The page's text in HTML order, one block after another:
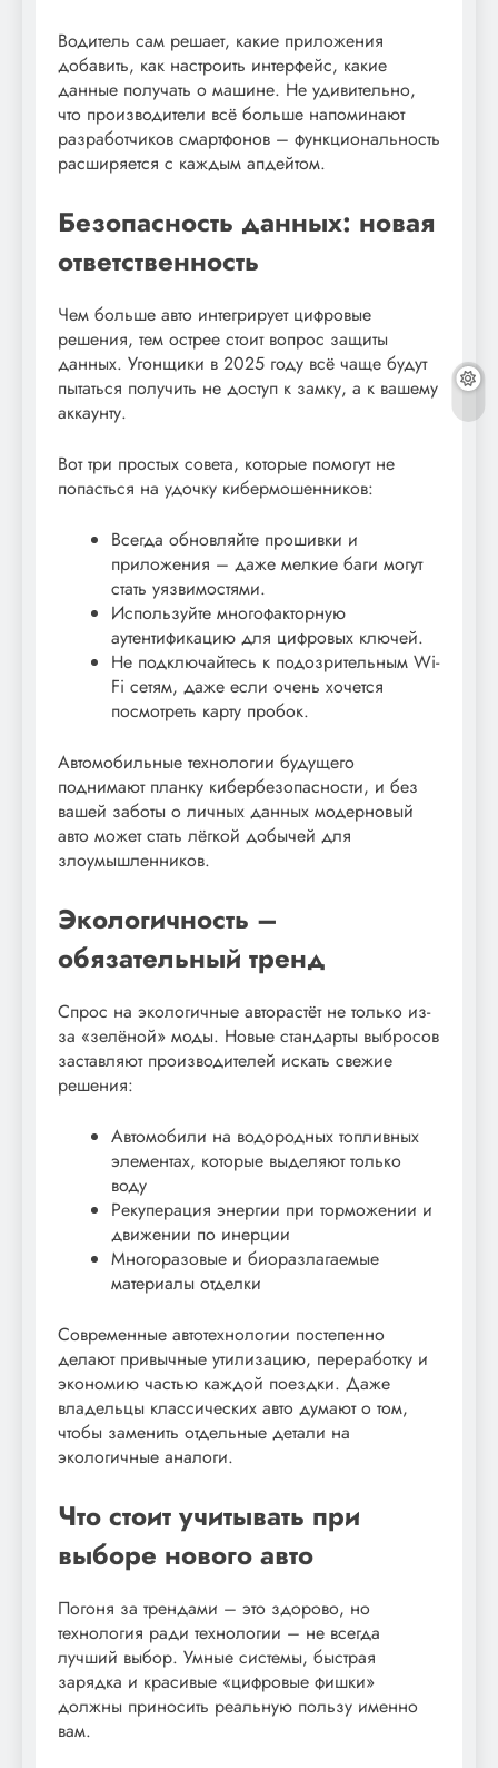
Водитель сам решает, какие приложения
добавить, как настроить интерфейс, какие
данные получать о машине. Не удивительно,
что производители всё больше напоминают
разработчиков смартфонов – функциональность
расширяется с каждым апдейтом.
Безопасность данных: новая
ответственность
Чем больше авто интегрирует цифровые
решения, тем острее стоит вопрос защиты
данных. Угонщики в 2025 году всё чаще будут
пытаться получить не доступ к замку, а к вашему
аккаунту.
Вот три простых совета, которые помогут не
попасться на удочку кибермошенников:
Всегда обновляйте прошивки и
приложения – даже мелкие баги могут
стать уязвимостями.
Используйте многофакторную
аутентификацию для цифровых ключей.
Не подключайтесь к подозрительным Wi-
Fi сетям, даже если очень хочется
посмотреть карту пробок.
Автомобильные технологии будущего
поднимают планку кибербезопасности, и без
вашей заботы о личных данных модерновый
авто может стать лёгкой добычей для
злоумышленников.
Экологичность –
обязательный тренд
Спрос на экологичные авторастёт не только из-
за «зелёной» моды. Новые стандарты выбросов
заставляют производителей искать свежие
решения:
Автомобили на водородных топливных
элементах, которые выделяют только
воду
Рекуперация энергии при торможении и
движении по инерции
Многоразовые и биоразлагаемые
материалы отделки
Современные автотехнологии постепенно
делают привычные утилизацию, переработку и
экономию частью каждой поездки. Даже
владельцы классических авто думают о том,
чтобы заменить отдельные детали на
экологичные аналоги.
Что стоит учитывать при
выборе нового авто
Погоня за трендами – это здорово, но
технология ради технологии – не всегда
лучший выбор. Умные системы, быстрая
зарядка и красивые «цифровые фишки»
должны приносить реальную пользу именно
вам.